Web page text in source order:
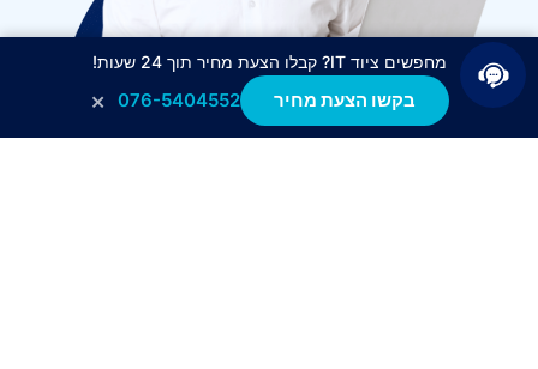
מחפשים ציוד IT? קבלו הצעת מחיר תוך 24 שעות!
בקשו הצעת מחיר 076-5404552
×